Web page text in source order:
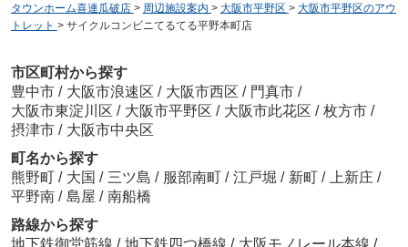
タウンホーム喜連瓜破店 > 周辺施設案内 > 大阪市平野区 > 大阪市平野区のアウ
トレット > サイクルコンビニてるてる平野本町店
市区町村から探す
豊中市 / 大阪市浪速区 / 大阪市西区 / 門真市 /
大阪市東淀川区 / 大阪市平野区 / 大阪市此花区 / 枚方市 /
摂津市 / 大阪市中央区
町名から探す
熊野町 / 大国 / 三ツ島 / 服部南町 / 江戸堀 / 新町 / 上新庄 /
平野南 / 島屋 / 南船橋
路線から探す
地下鉄御堂筋線 / 地下鉄四つ橋線 / 大阪モノレール本線 /